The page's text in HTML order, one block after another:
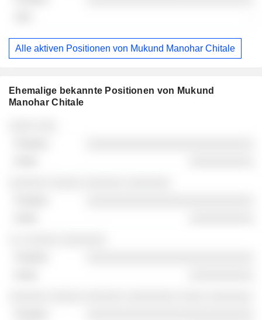
Alle aktiven Positionen von Mukund Manohar Chitale
Ehemalige bekannte Positionen von Mukund
Manohar Chitale